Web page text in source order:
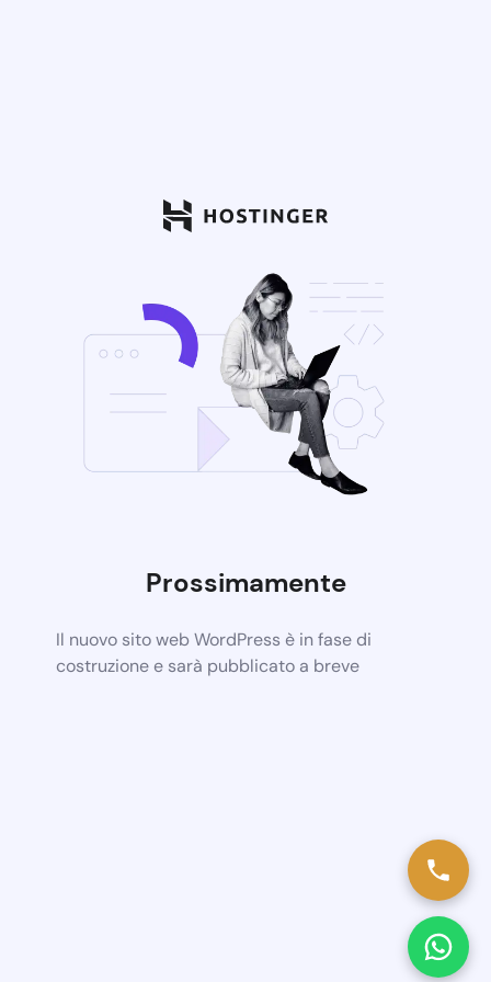
Prossimamente
Il nuovo sito web WordPress è in fase di
costruzione e sarà pubblicato a breve